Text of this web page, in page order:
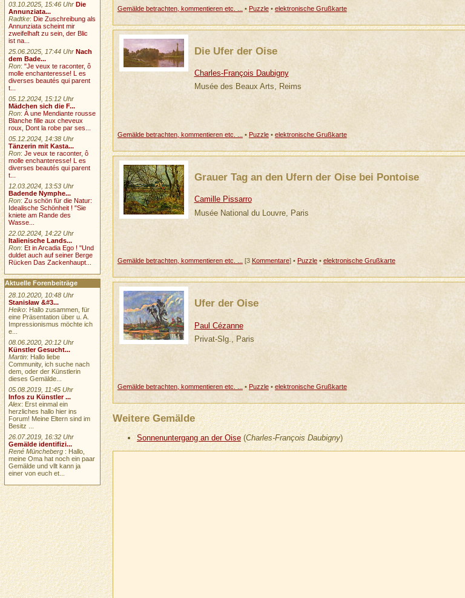
Gemälde betrachten, kommentieren etc. ...
• Puzzle• elektronische Grußkarte
Die Ufer der Oise
Charles-François Daubigny
Musée des Beaux Arts, Reims
Gemälde betrachten, kommentieren etc. ...
• Puzzle• elektronische Grußkarte
Grauer Tag an den Ufern der Oise bei Pontoise
Camille Pissarro
Musée National du Louvre, Paris
Gemälde betrachten, kommentieren etc. ...
[3 Kommentare] • Puzzle• elektronische Grußkarte
Ufer der Oise
Paul Cézanne
Privat-Slg., Paris
Gemälde betrachten, kommentieren etc. ... • Puzzle• elektronische Grußkarte
Weitere Gemälde
Sonnenuntergang an der Oise(Charles-François Daubigny)
03.10.2025, 15:46 Uhr Die
Annunziata...
Radtke: Die Zuschreibung als
Annunziata scheint mir
zweifelhaft zu sein, der Blic
ist na...
25.06.2025, 17:44 Uhr Nach
dem Bade...
Ron:"Je veux te raconter, ô
molle enchanteresse! L es
diverses beautés qui parent
t...
05.12.2024, 15:12 Uhr
Mädchen sich die F...
Ron:À une Mendiante rousse
Blanche fille aux cheveux
roux, Dont la robe par ses...
05.12.2024, 14:38 Uhr
Tänzerin mit Kasta...
Ron:Je veux te raconter, ô
molle enchanteresse! L es
diverses beautés qui parent
t...
12.03.2024, 13:53 Uhr
Badende Nymphe...
Ron:Zu schön für die Natur:
Idealische Schönheit ! "Sie
kniete am Rande des
Wasse...
22.02.2024, 14:22 Uhr
Italienische Lands...
Ron:Et in Arcadia Ego ! "Und
duldet auch auf seiner Berge
Rücken Das Zackenhaupt...
Aktuelle Forenbeiträge
28.10.2020, 10:48 Uhr
Stanisław &#3...
Heiko: Hallo zusammen, für
eine Präsentation über u. A.
Impressionismus möchte ich
e...
08.06.2020, 20:12 Uhr
Künstler Gesucht...
Martin: Hallo liebe
Community, ich suche nach
dem, oder der Künstlerin
dieses Gemälde...
05.08.2019, 11:45 Uhr
Infos zu Künstler ...
Alex: Erst einmal ein
herzliches hallo hier ins
Forum! Meine Eltern sind im
Besitz ...
26.07.2019, 16:32 Uhr
Gemälde identifizi...
René Müncheberg : Hallo,
meine Oma hat noch ein paar
Gemälde und vllt kann ja
einer von euch et...